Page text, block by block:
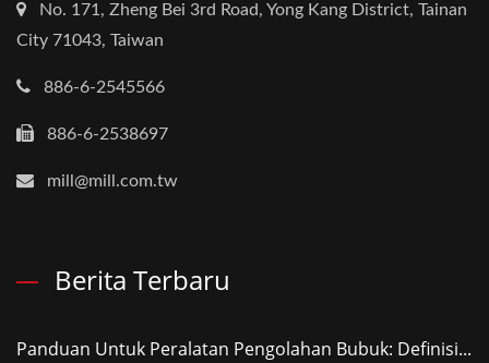
No. 171, Zheng Bei 3rd Road, Yong Kang District, Tainan
City 71043, Taiwan
886-6-2545566
886-6-2538697
mill@mill.com.tw
Berita Terbaru
Panduan Untuk Peralatan Pengolahan Bubuk: Definisi...